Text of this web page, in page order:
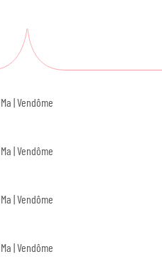
| Vendôme
| Vendôme
| Vendôme
| Vendôme